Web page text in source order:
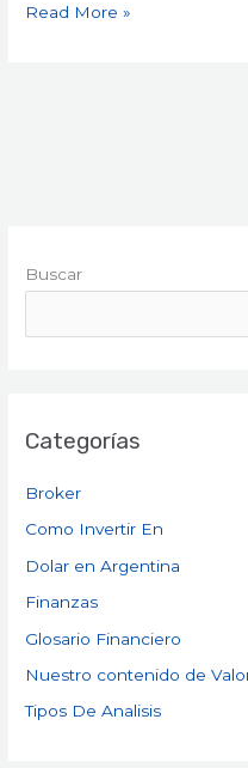
Buscar
Categorías
Broker
Como Invertir En
Dolar en Argentina
Finanzas
Glosario Financiero
Nuestro contenido de
Tipos De Analisis
Read More »